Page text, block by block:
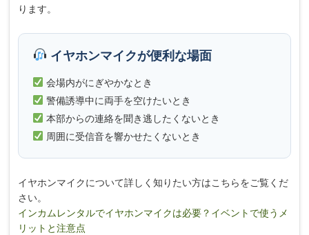
ります。
イヤホンマイクが便利な場面
会場内がにぎやかなとき
警備誘導中に両手を空けたいとき
本部からの連絡を聞き逃したくないとき
周囲に受信音を響かせたくないとき
イヤホンマイクについて詳しく知りたい方はこちらをご覧くだ
さい。
インカムレンタルでイヤホンマイクは必要？イベントで使うメ
リットと注意点